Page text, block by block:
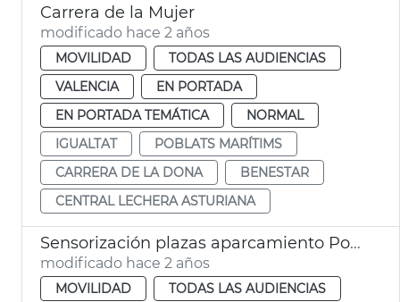
Carrera de la Mujer
modificado hace 2 años
MOVILIDAD
TODAS LAS AUDIENCIAS
VALENCIA
EN PORTADA
EN PORTADA TEMÁTICA
NORMAL
IGUALTAT
POBLATS MARÍTIMS
CARRERA DE LA DONA
BENESTAR
CENTRAL LECHERA ASTURIANA
Sensorización plazas aparcamiento Poblats Marítims
modificado hace 2 años
MOVILIDAD
TODAS LAS AUDIENCIAS